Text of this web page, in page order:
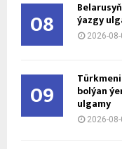
08 ýazgy
2026-
09 bolýan
ulgamy
2026-